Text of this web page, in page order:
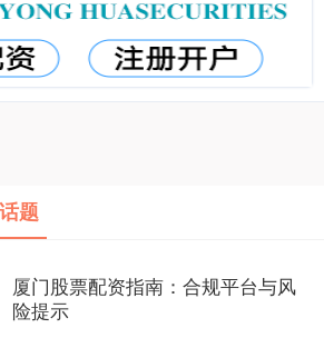
题
厦门股票配资指南：合规平台与风
险提示